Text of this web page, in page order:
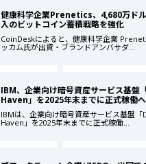
健康科学企業Prenetics、4,680万ド
入のビットコイン蓄積戦略を強化
CoinDeskによると、健康科学企業
ッカム氏が出資・ブランドアンバサダ...
IBM、企業向け暗号資産サービス基
Haven」を2025年末までに正式稼働へ
IBMは、企業向け暗号資産サービス基盤
Haven」を2025年末までに正式稼働...